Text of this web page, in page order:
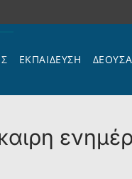
ΕΚΠΑΊΔΕΥΣΗ